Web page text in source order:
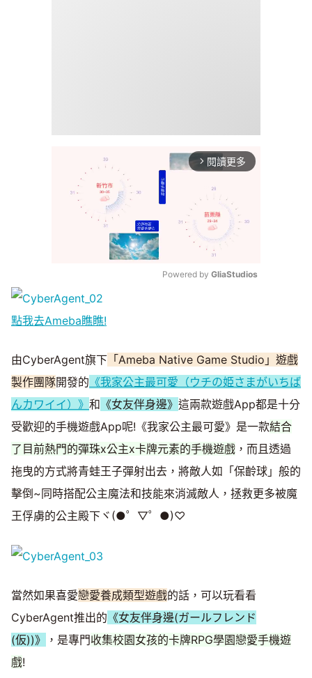
arrow_forward_ios 閱讀更多
Powered by GliaStudios
點我去Ameba瞧瞧!
由CyberAgent旗下 「Ameba Native Game Studio」遊戲
製作團隊開發的 《我家公主最可愛（ウチの姫さまがいちば
んカワイイ）》 和 《女友伴身邊》 這兩款遊戲App都是十分
受歡迎的手機遊戲App呢!《我家公主最可愛》是一款結合
了目前熱門的彈珠x公主x卡牌元素的手機遊戲 ，而且透過
拖曳的方式將青蛙王子彈射出去，將敵人如「保齡球」般的
擊倒~同時搭配公主魔法和技能來消滅敵人，拯救更多被魔
王俘虜的公主殿下ヾ(●゜▽゜●)♡
當然如果喜愛戀愛養成類型遊戲的話，可以玩看看
CyberAgent推出的 《女友伴身邊(ガールフレンド
(仮))》
，是專門收集校園女孩的卡牌RPG學園戀愛手機遊
戲!